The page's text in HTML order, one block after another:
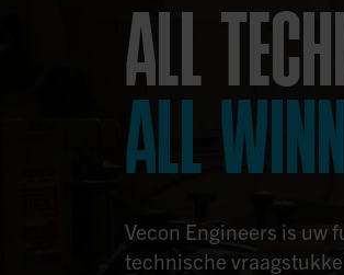
ALL
ALL
Vecon Engineers is uw
technische